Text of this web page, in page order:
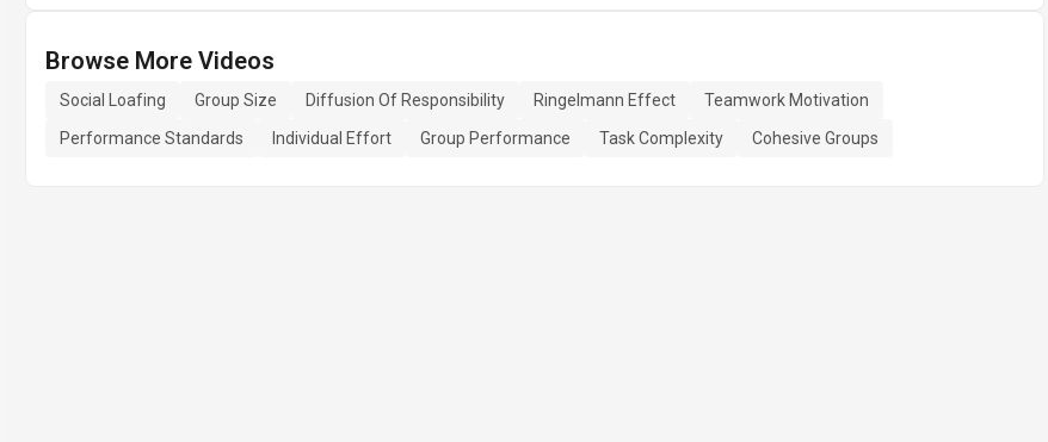
Browse More Videos
Social Loafing Group Size Diffusion Of Responsibility Ringelmann Effect
Teamwork Motivation
Performance Standards
Individual Effort Group Performance Task Complexity Cohesive Groups